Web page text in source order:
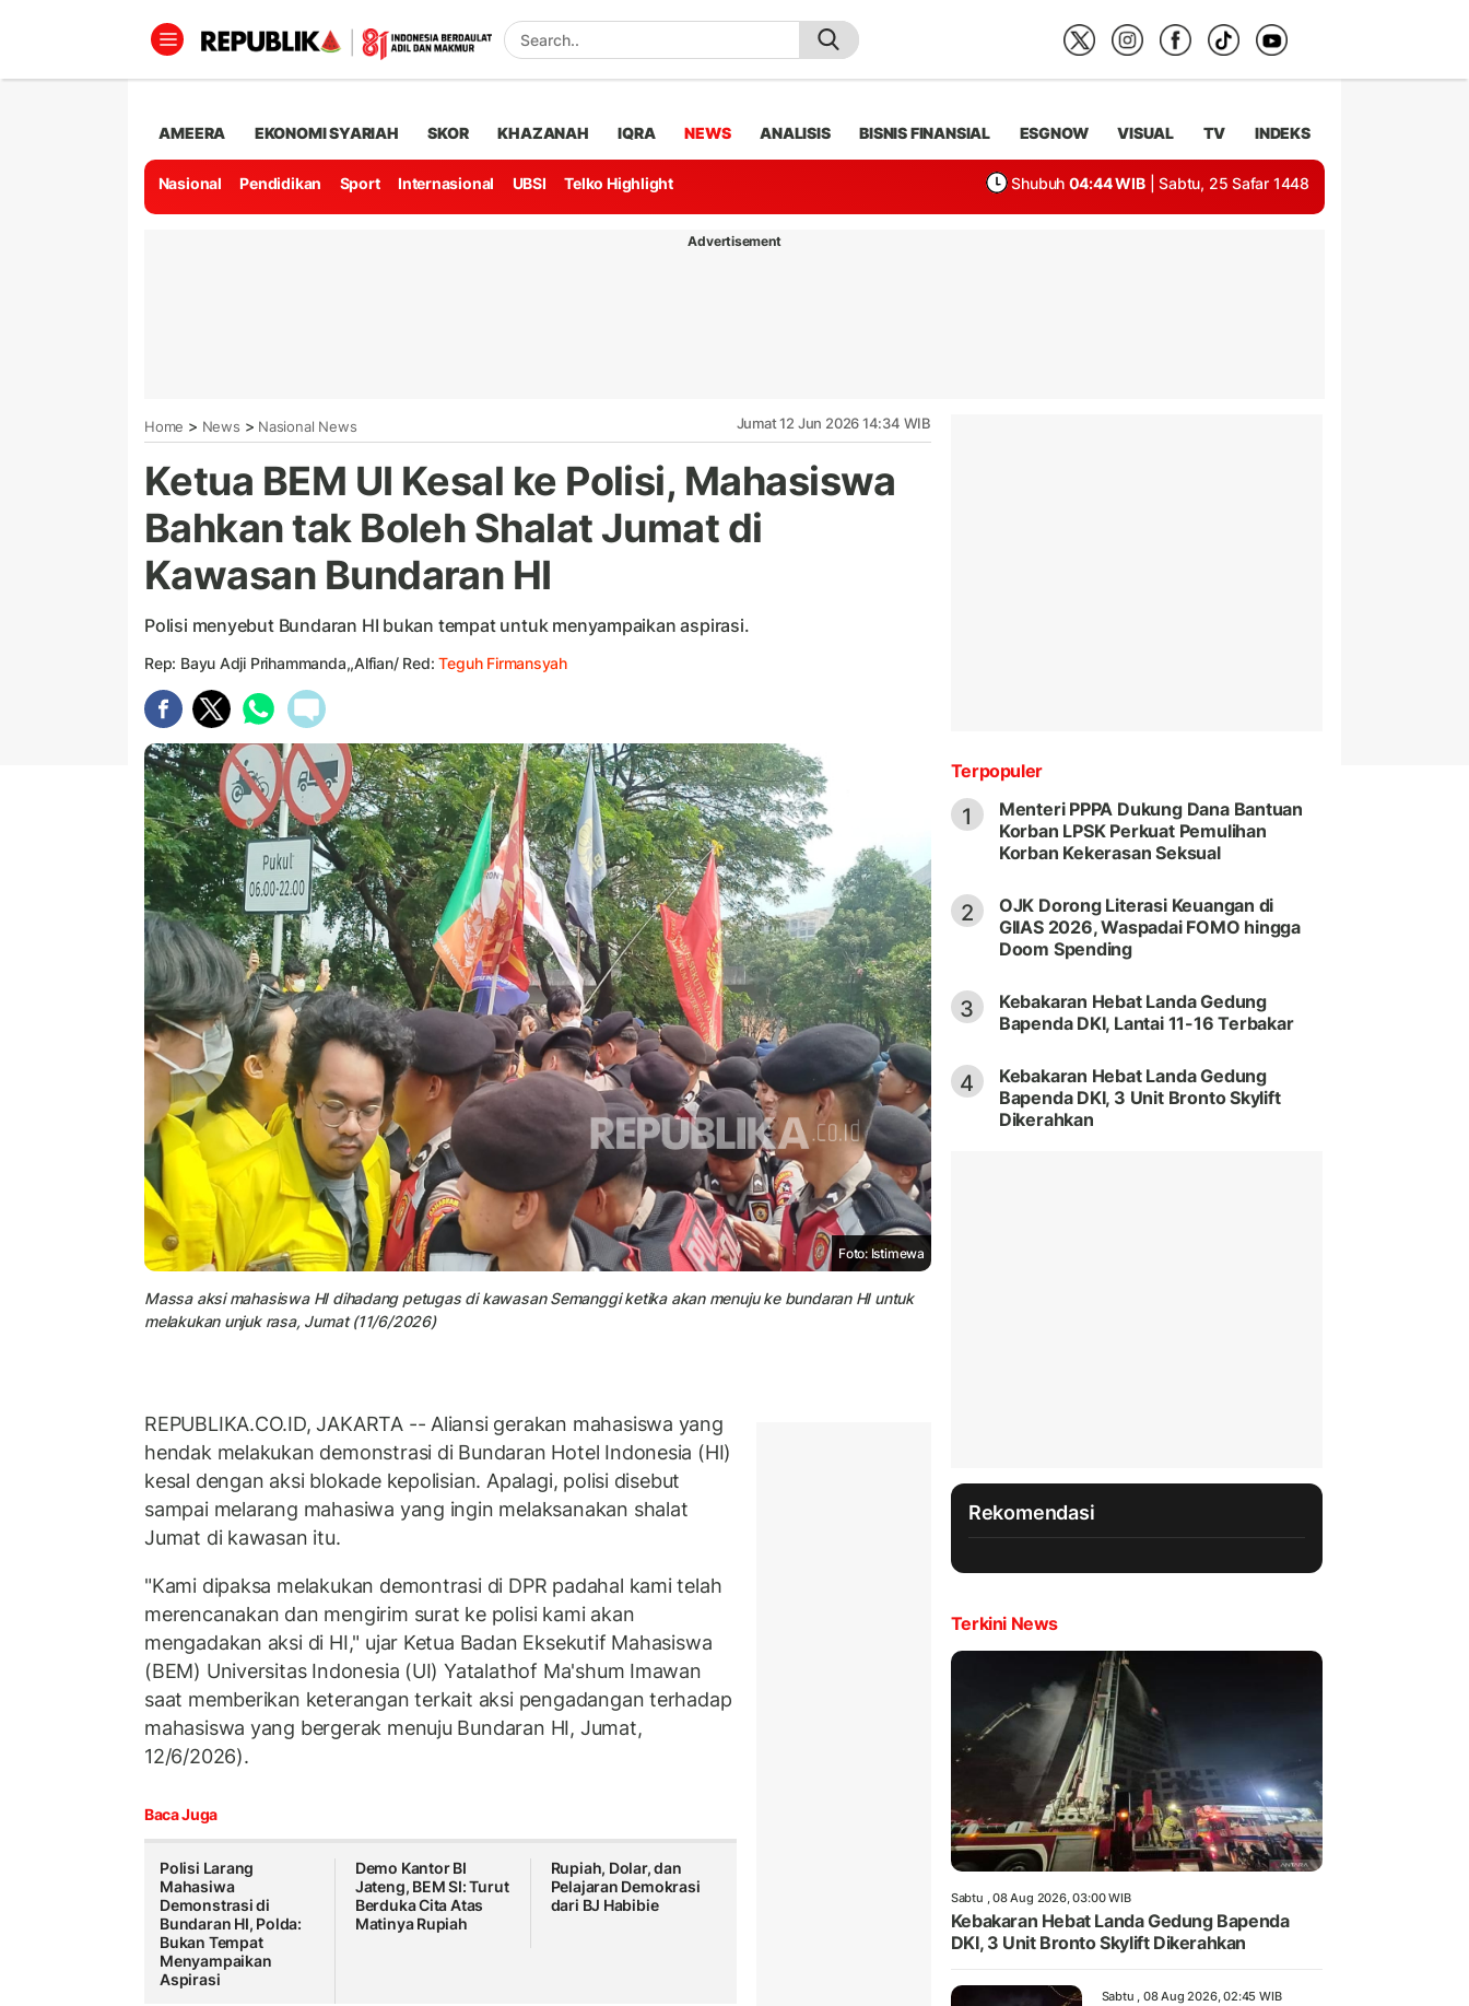
AMEERA EKONOMI SYARIAH SKOR KHAZANAH IQRA NEWS ANALISIS BISNIS FINANSIAL ESGNOW VISUAL TV INDEKS
Nasional Pendidikan Sport Internasional UBSI Telko Highlight Shubuh 04:44 WIB | Sabtu, 25 Safar 1448
Advertisement
Home > News > Nasional News Jumat 12 Jun 2026 14:34 WIB
Ketua BEM UI Kesal ke Polisi, Mahasiswa
Bahkan tak Boleh Shalat Jumat di
Kawasan Bundaran HI
Polisi menyebut Bundaran HI bukan tempat untuk menyampaikan aspirasi.
Rep: Bayu Adji Prihammanda,,Alfian/ Red:Teguh Firmansyah
Foto: Istimewa
Massa aksi mahasiswa HI dihadang petugas di kawasan Semanggi ketika akan menuju ke bundaran HI untuk
melakukan unjuk rasa, Jumat (11/6/2026)
REPUBLIKA.CO.ID, JAKARTA -- Aliansi gerakan mahasiswa yang
hendak melakukan demonstrasi di Bundaran Hotel Indonesia (HI)
kesal dengan aksi blokade kepolisian. Apalagi, polisi disebut
sampai melarang mahasiwa yang ingin melaksanakan shalat
Jumat di kawasan itu.
"Kami dipaksa melakukan demontrasi di DPR padahal kami telah
merencanakan dan mengirim surat ke polisi kami akan
mengadakan aksi di HI," ujar Ketua Badan Eksekutif Mahasiswa
(BEM) Universitas Indonesia (UI) Yatalathof Ma'shum Imawan
saat memberikan keterangan terkait aksi pengadangan terhadap
mahasiswa yang bergerak menuju Bundaran HI, Jumat,
12/6/2026).
Baca Juga
Polisi Larang
Mahasiwa
Demonstrasi di
Bundaran HI, Polda:
Bukan Tempat
Menyampaikan
Aspirasi
Demo Kantor BI
Jateng, BEM SI: Turut
Berduka Cita Atas
Matinya Rupiah
Rupiah, Dolar, dan
Pelajaran Demokrasi
dari BJ Habibie
Terpopuler
1
Menteri PPPA Dukung Dana Bantuan
Korban LPSK Perkuat Pemulihan
Korban Kekerasan Seksual
2
OJK Dorong Literasi Keuangan di
GIIAS 2026, Waspadai FOMO hingga
Doom Spending
3
Kebakaran Hebat Landa Gedung
Bapenda DKI, Lantai 11-16 Terbakar
4
Kebakaran Hebat Landa Gedung
Bapenda DKI, 3 Unit Bronto Skylift
Dikerahkan
Rekomendasi
Terkini News
Sabtu , 08 Aug 2026, 03:00 WIB
Kebakaran Hebat Landa Gedung Bapenda
DKI, 3 Unit Bronto Skylift Dikerahkan
Sabtu , 08 Aug 2026, 02:45 WIB